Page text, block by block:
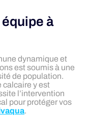
à
dynamique et
est soumis à une
de population.
calcaire y est
l’intervention
pour protéger vos
.